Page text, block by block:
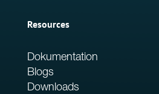
Resources
Dokumentation
Blogs
Downloads